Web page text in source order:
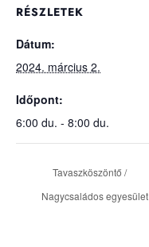
RÉSZLETEK
Dátum:
2024. március 2.
Időpont:
6:00 du. - 8:00 du.
Tavaszköszöntő /
Nagycsaládos egyesület